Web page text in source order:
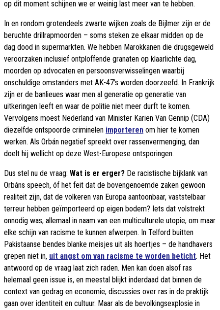
op dit moment schijnen we er weinig last meer van te hebben.
In en rondom grotendeels zwarte wijken zoals de Bijlmer zijn er de
beruchte drillrapmoorden – soms steken ze elkaar midden op de
dag dood in supermarkten. We hebben Marokkanen die drugsgeweld
veroorzaken inclusief ontploffende granaten op klaarlichte dag,
moorden op advocaten en persoonsverwisselingen waarbij
onschuldige omstanders met AK-47’s worden doorzeefd. In Frankrijk
zijn er de banlieues waar men al generatie op generatie van
uitkeringen leeft en waar de politie niet meer durft te komen.
Vervolgens moest Nederland van Minister Karien Van Gennip (CDA)
diezelfde ontspoorde criminelen importeren om hier te komen
werken. Als Orbán negatief spreekt over rassenvermenging, dan
doelt hij wellicht op deze West-Europese ontsporingen.
Dus stel nu de vraag: Wat is er erger? De racistische bijklank van
Orbáns speech, óf het feit dat de bovengenoemde zaken gewoon
realiteit zijn, dat de volkeren van Europa aantoonbaar, vaststelbaar
terreur hebben geïmporteerd op eigen bodem? Iets dat volstrekt
onnodig was, allemaal in naam van een multiculturele utopie, om maar
elke schijn van racisme te kunnen afwerpen. In Telford buitten
Pakistaanse bendes blanke meisjes uit als hoertjes – de handhavers
grepen niet in, uit angst om van racisme te worden beticht. Het
antwoord op de vraag laat zich raden. Men kan doen alsof ras
helemaal geen issue is, en meestal blijkt inderdaad dat binnen de
context van gedrag en economie, discussies over ras in de praktijk
gaan over identiteit en cultuur. Maar als de bevolkingsexplosie in